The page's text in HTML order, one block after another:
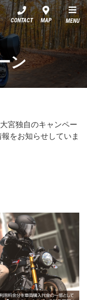
CONTACT MAP MENU
ン
宮独自のキャンペー
をお知らせしていま